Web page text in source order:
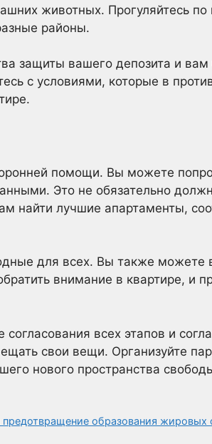
животных. Прогуляйтесь
районы.
защиты вашего депозита и вам
с условиями, которые в
помощи. Вы можете
Это не обязательно
найти лучшие апартаменты,
для всех. Вы также можете
внимание в квартире, и
всех этапов и
свои вещи. Организуйте
нового пространства
образования жировых